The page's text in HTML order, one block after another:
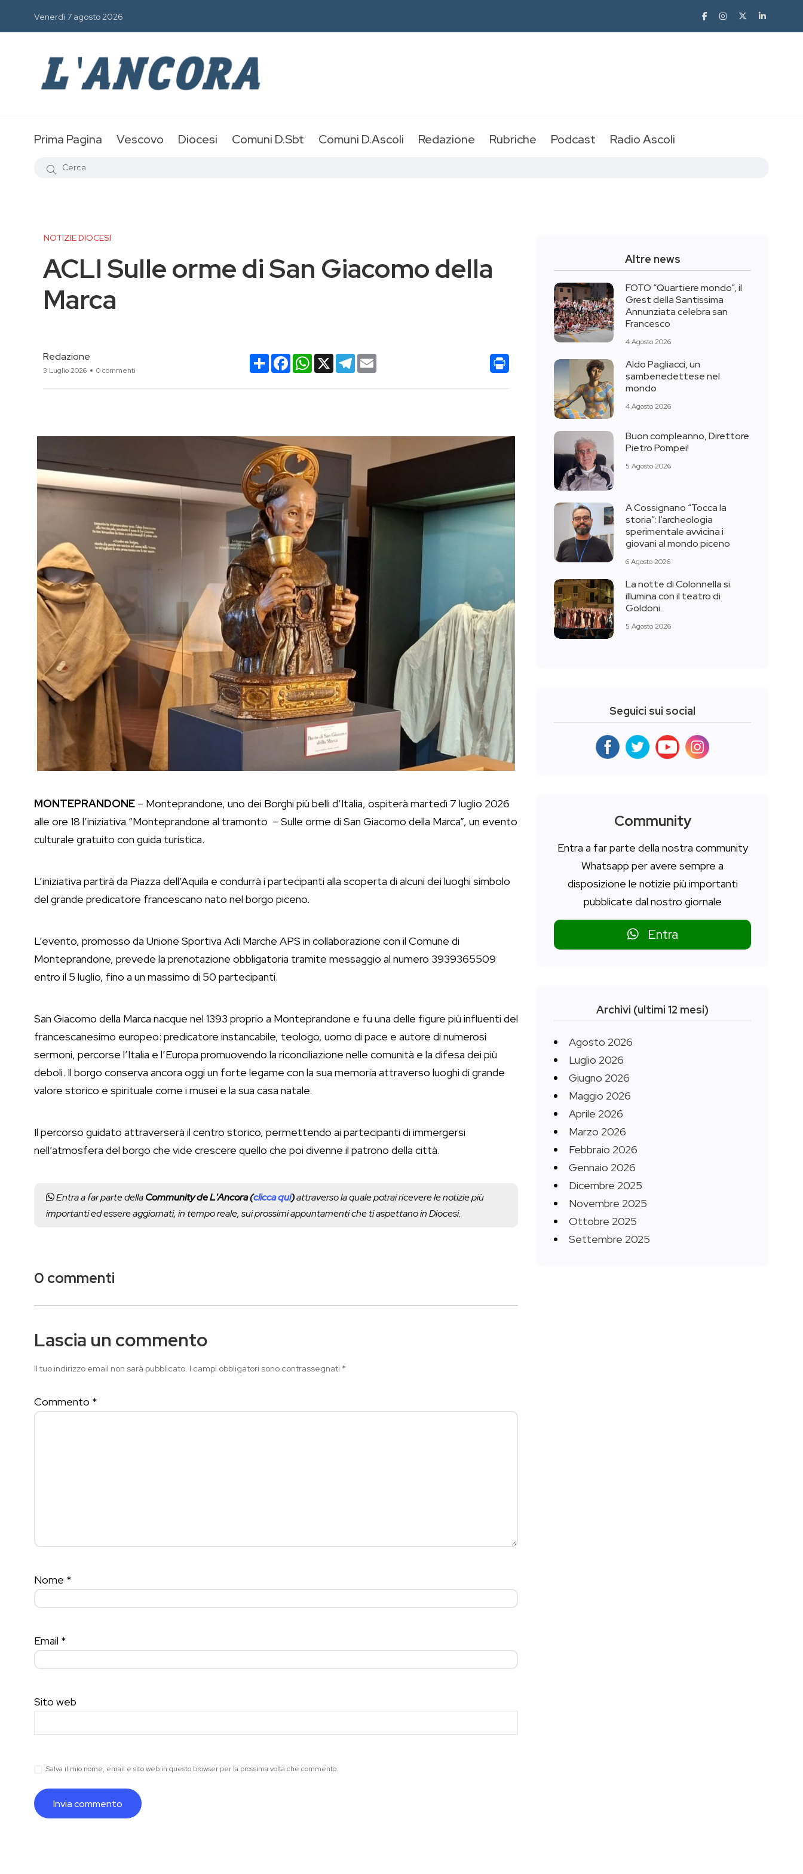
Venerdì 7 agosto 2026
Prima Pagina Vescovo Diocesi Comuni D.Sbt Comuni D.Ascoli Redazione Rubriche Podcast Radio Ascoli
NOTIZIE DIOCESI
ACLI Sulle orme di San Giacomo della
Marca
Redazione
3 Luglio 2026 0 commenti
CondividiFacebook
WhatsApp
X Telegram
Email
MONTEPRANDONE – Monteprandone, uno dei Borghi più belli d’Italia, ospiterà martedì 7 luglio 2026
alle ore 18 l’iniziativa “Monteprandone al tramonto – Sulle orme di San Giacomo della Marca”, un evento
culturale gratuito con guida turistica.
L’iniziativa partirà da Piazza dell’Aquila e condurrà i partecipanti alla scoperta di alcuni dei luoghi simbolo
del grande predicatore francescano nato nel borgo piceno.
L’evento, promosso da Unione Sportiva Acli Marche APS in collaborazione con il Comune di
Monteprandone, prevede la prenotazione obbligatoria tramite messaggio al numero 3939365509
entro il 5 luglio, fino a un massimo di 50 partecipanti.
San Giacomo della Marca nacque nel 1393 proprio a Monteprandone e fu una delle figure più influenti del
francescanesimo europeo: predicatore instancabile, teologo, uomo di pace e autore di numerosi
sermoni, percorse l’Italia e l’Europa promuovendo la riconciliazione nelle comunità e la difesa dei più
deboli. Il borgo conserva ancora oggi un forte legame con la sua memoria attraverso luoghi di grande
valore storico e spirituale come i musei e la sua casa natale.
Il percorso guidato attraverserà il centro storico, permettendo ai partecipanti di immergersi
nell’atmosfera del borgo che vide crescere quello che poi divenne il patrono della città.
Entra a far parte dellaCommunity de L'Ancora (clicca qui)attraverso la quale potrai ricevere le notizie più
importanti ed essere aggiornati, in tempo reale, sui prossimi appuntamenti che ti aspettano in Diocesi.
0 commenti
Lascia un commento
Il tuo indirizzo email non sarà pubblicato. I campi obbligatori sono contrassegnati *
Commento *
Nome *
Email *
Sito web
Salva il mio nome, email e sito web in questo browser per la prossima volta che commento.
Altre news
FOTO “Quartiere mondo”, il
Grest della Santissima
Annunziata celebra san
Francesco
4 Agosto 2026
Aldo Pagliacci, un
sambenedettese nel
mondo
4 Agosto 2026
Buon compleanno, Direttore
Pietro Pompei!
5 Agosto 2026
A Cossignano “Tocca la
storia”: l’archeologia
sperimentale avvicina i
giovani al mondo piceno
6 Agosto 2026
La notte di Colonnella si
illumina con il teatro di
Goldoni.
5 Agosto 2026
Seguici sui social
Community
Entra a far parte della nostra community
Whatsapp per avere sempre a
disposizione le notizie più importanti
pubblicate dal nostro giornale
Entra
Archivi (ultimi 12 mesi)
Agosto 2026
Luglio 2026
Giugno 2026
Maggio 2026
Aprile 2026
Marzo 2026
Febbraio 2026
Gennaio 2026
Dicembre 2025
Novembre 2025
Ottobre 2025
Settembre 2025